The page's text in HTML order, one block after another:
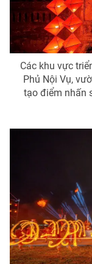
Các khu vực
Phủ Nội Vụ,
tạo điểm nhấn